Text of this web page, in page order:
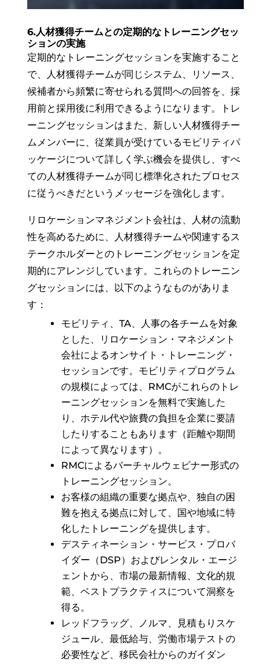
6.人材獲得チームとの定期的なトレーニングセッ
ションの実施
定期的なトレーニングセッションを実施すること
で、人材獲得チームが同じシステム、リソース、
候補者から頻繁に寄せられる質問への回答を、採
用前と採用後に利用できるようになります。トレ
ーニングセッションはまた、新しい人材獲得チー
ムメンバーに、従業員が受けているモビリティパ
ッケージについて詳しく学ぶ機会を提供し、すべ
ての人材獲得チームが同じ標準化されたプロセス
に従うべきだというメッセージを強化します。
リロケーションマネジメント会社は、人材の流動
性を高めるために、人材獲得チームや関連するス
テークホルダーとのトレーニングセッションを定
期的にアレンジしています。これらのトレーニン
グセッションには、以下のようなものがありま
す：
モビリティ、TA、人事の各チームを対象
とした、リロケーション・マネジメント
会社によるオンサイト・トレーニング・
セッションです。モビリティプログラム
の規模によっては、RMCがこれらのトレ
ーニングセッションを無料で実施した
り、ホテル代や旅費の負担を企業に要請
したりすることもあります（距離や期間
によって異なります）。
RMCによるバーチャルウェビナー形式の
トレーニングセッション。
お客様の組織の重要な拠点や、独自の困
難を抱える拠点に対して、国や地域に特
化したトレーニングを提供します。
デスティネーション・サービス・プロバ
イダー（DSP）およびレンタル・エージ
ェントから、市場の最新情報、文化的規
範、ベストプラクティスについて洞察を
得る。
レッドフラッグ、ノルマ、見積もりスケ
ジュール、最低給与、労働市場テストの
必要性など、移民会社からのガイダン